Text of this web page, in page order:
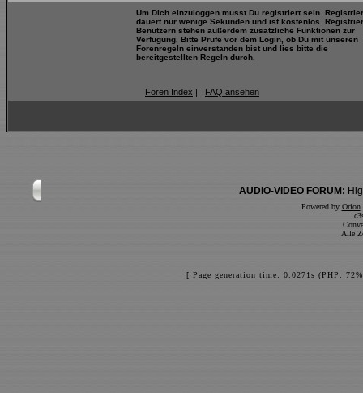
Um Dich einzuloggen musst Du registriert sein.
dauert nur wenige Sekunden und ist kostenlos.
Benutzern stehen außerdem zusätzliche Funktionen zur
Verfügung. Bitte Prüfe vor dem Login, ob Du mit unseren
Forenregeln einverstanden bist und lies bitte die
bereitgestellten Regeln durch.
Foren Index | FAQ ansehen
AUDIO-VIDEO FORUM:
Powered by Orion
Alle
[ Page generation time: 0.0271s (PHP: